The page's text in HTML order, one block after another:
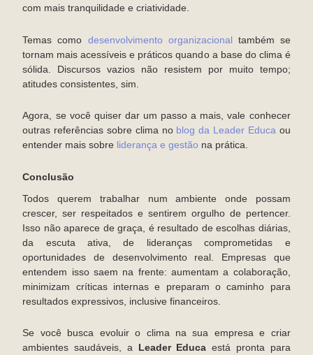
com mais tranquilidade e criatividade.
Temas como desenvolvimento organizacional também se
tornam mais acessíveis e práticos quando a base do clima é
sólida. Discursos vazios não resistem por muito tempo;
atitudes consistentes, sim.
Agora, se você quiser dar um passo a mais, vale conhecer
outras referências sobre clima no blog da Leader Educa ou
entender mais sobre liderança e gestão na prática.
Conclusão
Todos querem trabalhar num ambiente onde possam
crescer, ser respeitados e sentirem orgulho de pertencer.
Isso não aparece de graça, é resultado de escolhas diárias,
da escuta ativa, de lideranças comprometidas e
oportunidades de desenvolvimento real. Empresas que
entendem isso saem na frente: aumentam a colaboração,
minimizam críticas internas e preparam o caminho para
resultados expressivos, inclusive financeiros.
Se você busca evoluir o clima na sua empresa e criar
ambientes saudáveis, a Leader Educa está pronta para